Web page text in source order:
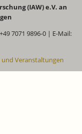
(IAW) e.V. an
7071 9896-0 | E-Mail:
Veranstaltungen